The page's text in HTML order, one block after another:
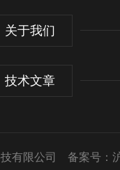
关于我们
技术文章
有限公司 备案号：